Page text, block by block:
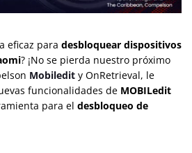
eficaz para desbloquear dispositivos
? ¡No se pierda nuestro próximo
Mobiledit y OnRetrieval, le
funcionalidades de MOBILedit
para el desbloqueo de